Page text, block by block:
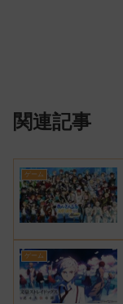
関連記事
ゲーム
ゲーム